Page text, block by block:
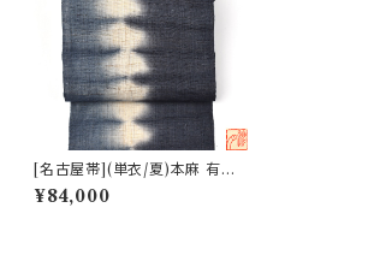
[名古屋帯](単衣/夏)本麻 有松
鳴海絞り 熊谷 謹製『滲月』色分
け絞り染め 八寸帯 麻 日本製
¥84,000